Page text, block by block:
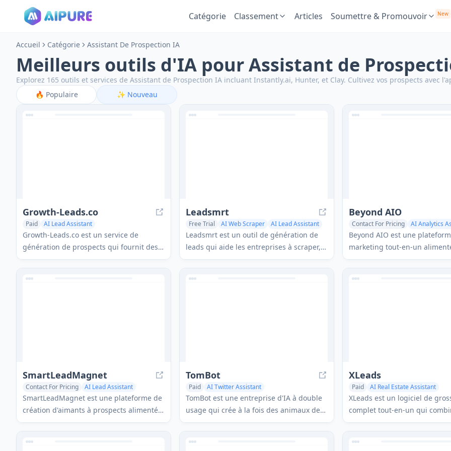
Catégorie Classement Articles Soumettre & Promouvoir New
Accueil Catégorie Assistant De Prospection IA
Meilleurs outils d'IA pour Assistant de
Explorez 165 outils et services de Assistant de Prospection IA incluant Instantly.ai, Hunter, et Clay. Cultivez vos prospects avec
🔥 Populaire ✨ Nouveau
Growth-Leads.co
Paid
AI Lead Assistant
Digital Marketing Generator
Growth-Leads.co est un service de
génération de prospects qui fournit des
listes triées sur le volet de nouvelles
cherchant à externaliser des services
Leadsmrt
Free Trial AI Web Scraper AI Lead Assistant
Leadsmrt est un outil de génération de
leads qui aide les entreprises à scraper,
vérifier et personnaliser des leads
Maps avec des capacités de
Beyond AIO
Contact For Pricing
AI Analytics
AI CRM Assistant
AI Lead
Beyond AIO est une
marketing tout-en-un
qui fournit des insights et
à l'analyse prédictive,
SmartLeadMagnet
Contact For Pricing
AI Lead Assistant
AI Email Marketing
No-Code & Low-Code
SmartLeadMagnet est une plateforme de
création d'aimants à prospects alimentée
par l'IA qui aide les entreprises à générer
TomBot
Paid
AI Twitter Assistant
AI Customer Service Assistant
AI Lead Assistant
TomBot est une entreprise d'IA à double
usage qui crée à la fois des animaux de
soutien émotionnel robotiques et des
XLeads
Paid
AI Real Estate Assistant
AI Lead Assistant
AI CRM
XLeads est un logiciel de
complet tout-en-un qui
données de haute qualité,